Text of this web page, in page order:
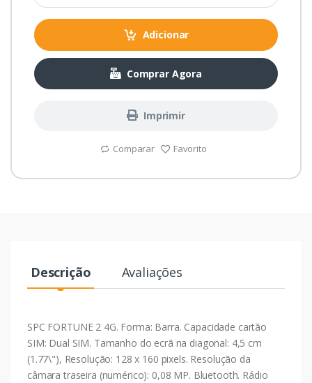
Adicionar
Comprar Agora
Imprimir
Comparar Favorito
Descrição Avaliações
SPC FORTUNE 2 4G. Forma: Barra. Capacidade cartão
SIM: Dual SIM. Tamanho do ecrã na diagonal: 4,5 cm
(1.77\"), Resolução: 128 x 160 pixels. Resolução da
câmara traseira (numérico): 0,08 MP. Bluetooth. Rádio